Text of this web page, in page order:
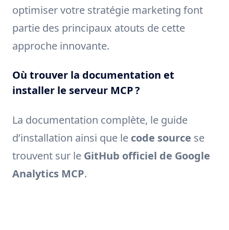
optimiser votre stratégie marketing font
partie des principaux atouts de cette
approche innovante.
Où trouver la documentation et
installer le serveur MCP ?
La documentation complète, le guide
d’installation ainsi que le code source se
trouvent sur le GitHub officiel de Google
Analytics MCP.